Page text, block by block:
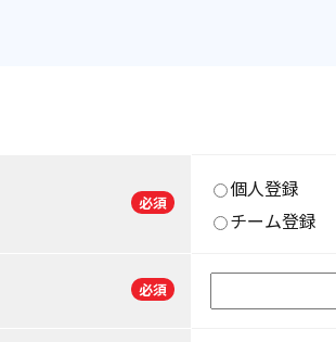
必須
個人登録
チーム登録
必須